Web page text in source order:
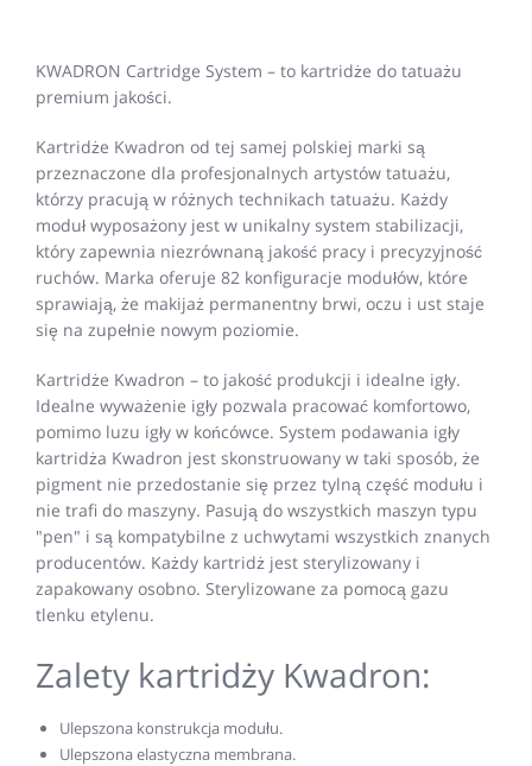
KWADRON Cartridge System – to kartridże do tatuażu
premium jakości.
Kartridże Kwadron od tej samej polskiej marki są
przeznaczone dla profesjonalnych artystów tatuażu,
którzy pracują w różnych technikach tatuażu. Każdy
moduł wyposażony jest w unikalny system stabilizacji,
który zapewnia niezrównaną jakość pracy i precyzyjność
ruchów. Marka oferuje 82 konfiguracje modułów, które
sprawiają, że makijaż permanentny brwi, oczu i ust staje
się na zupełnie nowym poziomie.
Kartridże Kwadron – to jakość produkcji i idealne igły.
Idealne wyważenie igły pozwala pracować komfortowo,
pomimo luzu igły w końcówce. System podawania igły
kartridża Kwadron jest skonstruowany w taki sposób, że
pigment nie przedostanie się przez tylną część modułu i
nie trafi do maszyny. Pasują do wszystkich maszyn typu
"pen" i są kompatybilne z uchwytami wszystkich znanych
producentów. Każdy kartridż jest sterylizowany i
zapakowany osobno. Sterylizowane za pomocą gazu
tlenku etylenu.
Zalety kartridży Kwadron:
Ulepszona konstrukcja modułu.
Ulepszona elastyczna membrana.